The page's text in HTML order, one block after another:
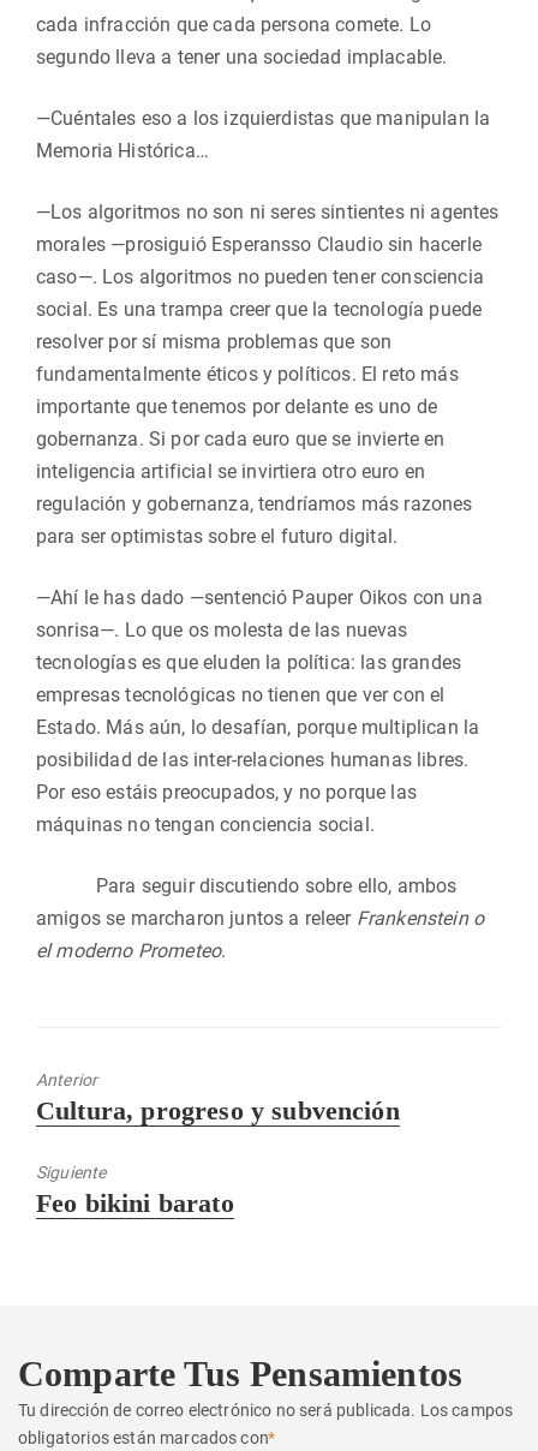
cada infracción que cada persona comete. Lo
segundo lleva a tener una sociedad implacable.
—Cuéntales eso a los izquierdistas que manipulan la
Memoria Histórica…
—Los algoritmos no son ni seres sintientes ni agentes
morales —prosiguió Esperansso Claudio sin hacerle
caso—. Los algoritmos no pueden tener consciencia
social. Es una trampa creer que la tecnología puede
resolver por sí misma problemas que son
fundamentalmente éticos y políticos. El reto más
importante que tenemos por delante es uno de
gobernanza. Si por cada euro que se invierte en
inteligencia artificial se invirtiera otro euro en
regulación y gobernanza, tendríamos más razones
para ser optimistas sobre el futuro digital.
—Ahí le has dado —sentenció Pauper Oikos con una
sonrisa—. Lo que os molesta de las nuevas
tecnologías es que eluden la política: las grandes
empresas tecnológicas no tienen que ver con el
Estado. Más aún, lo desafían, porque multiplican la
posibilidad de las inter-relaciones humanas libres.
Por eso estáis preocupados, y no porque las
máquinas no tengan conciencia social.
Para seguir discutiendo sobre ello, ambos
amigos se marcharon juntos a releer Frankenstein o
el moderno Prometeo.
Anterior
Entrada
Cultura, progreso y subvención
Siguiente
Entrada
Feo bikini barato
Comparte Tus Pensamientos
Tu dirección de correo electrónico no será publicada. Los campos
obligatorios están marcados con*